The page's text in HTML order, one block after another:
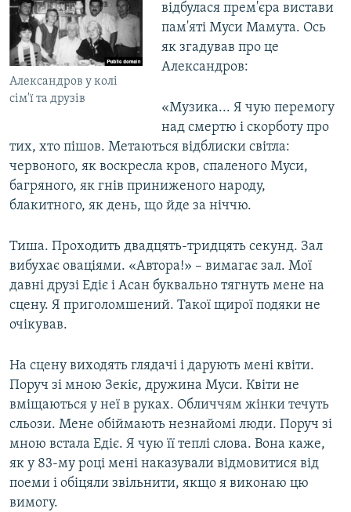
Александров у колі
сім'ї та друзів
відбулася прем'єра вистави
пам'яті Муси Мамута. Ось
як згадував про це
Александров:
«Музика... Я чую перемогу
над смертю і скорботу про
тих, хто пішов. Метаються відблиски світла:
червоного, як воскресла кров, спаленого Муси,
багряного, як гнів приниженого народу,
блакитного, як день, що йде за ніччю.
Тиша. Проходить двадцять-тридцять секунд. Зал
вибухає оваціями. «Автора!» – вимагає зал. Мої
давні друзі Едіє і Асан буквально тягнуть мене на
сцену. Я приголомшений. Такої щирої подяки не
очікував.
На сцену виходять глядачі і дарують мені квіти.
Поруч зі мною Зекіє, дружина Муси. Квіти не
вміщаються у неї в руках. Обличчям жінки течуть
сльози. Мене обіймають незнайомі люди. Поруч зі
мною встала Едіє. Я чую її теплі слова. Вона каже,
як у 83-му році мені наказували відмовитися від
поеми і обіцяли звільнити, якщо я виконаю цю
вимогу.